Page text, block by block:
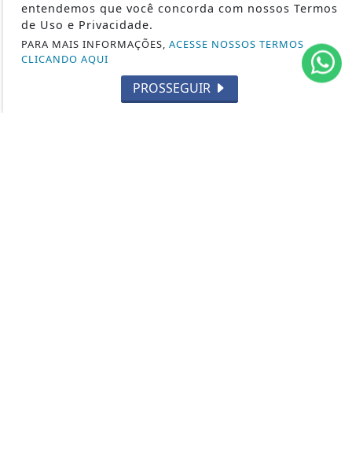
SAÚDE
Rio concentra quase um terço de casos de
exercício ilegal da medicina
Cirurgiões plásticos pedem que população e médicos
denunciem irregularidades aos conselhos e à
Sociedade Brasileira de Cirurgia Plástica.
entendemos que você concorda com nossos Termos
de Uso e Privacidade.
PARA MAIS INFORMAÇÕES, ACESSE NOSSOS TERMOS
CLICANDO AQUI
PROSSEGUIR